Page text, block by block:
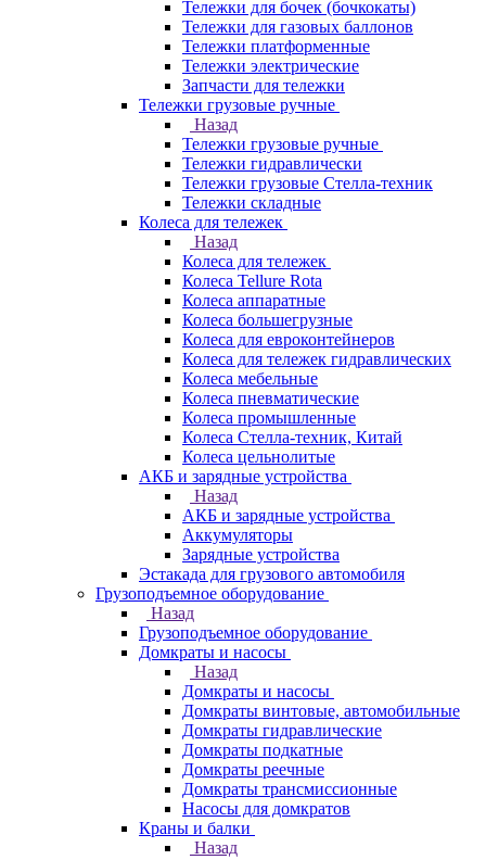
Тележки для бочек (бочкокаты)
Тележки для газовых баллонов
Тележки платформенные
Тележки электрические
Запчасти для тележки
Тележки грузовые ручные
Назад
Тележки грузовые ручные
Тележки гидравлически
Тележки грузовые Стелла-техник
Тележки складные
Колеса для тележек
Назад
Колеса для тележек
Колеса Tellure Rota
Колеса аппаратные
Колеса большегрузные
Колеса для евроконтейнеров
Колеса для тележек гидравлических
Колеса мебельные
Колеса пневматические
Колеса промышленные
Колеса Стелла-техник, Китай
Колеса цельнолитые
АКБ и зарядные устройства
Назад
АКБ и зарядные устройства
Аккумуляторы
Зарядные устройства
Эстакада для грузового автомобиля
Грузоподъемное оборудование
Назад
Грузоподъемное оборудование
Домкраты и насосы
Назад
Домкраты и насосы
Домкраты винтовые, автомобильные
Домкраты гидравлические
Домкраты подкатные
Домкраты реечные
Домкраты трансмиссионные
Насосы для домкратов
Краны и балки
Назад